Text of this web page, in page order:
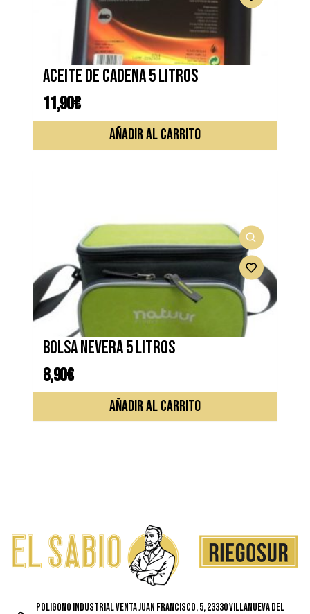
Aceite de cadena 5 litros
11,90€
AÑADIR AL CARRITO
Bolsa nevera 5 litros
8,90€
AÑADIR AL CARRITO
Poligono Industrial Venta Juan Francisco, 5, 23330 Villanueva del